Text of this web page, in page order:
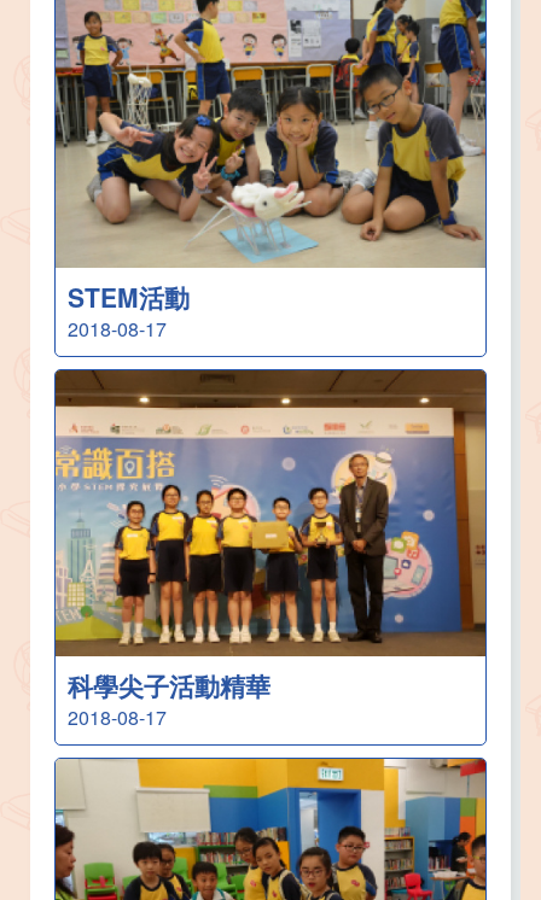
STEM活動
2018-08-17
科學尖子活動精華
2018-08-17